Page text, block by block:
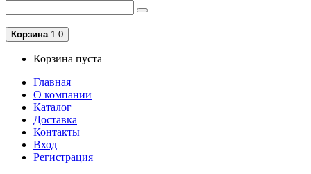
Корзина 1 0
Корзина пуста
Главная
О компании
Каталог
Доставка
Контакты
Вход
Регистрация